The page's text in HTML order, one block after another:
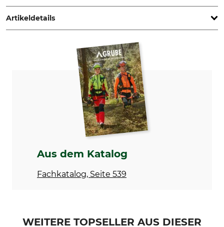
France, www.bahco.com
Artikeldetails
Art
Einhandschere
Marke
Bahco
Modellbezeichnung
PG-12F
Aus dem Katalog
Fachkatalog, Seite 539
WEITERE TOPSELLER AUS DIESER